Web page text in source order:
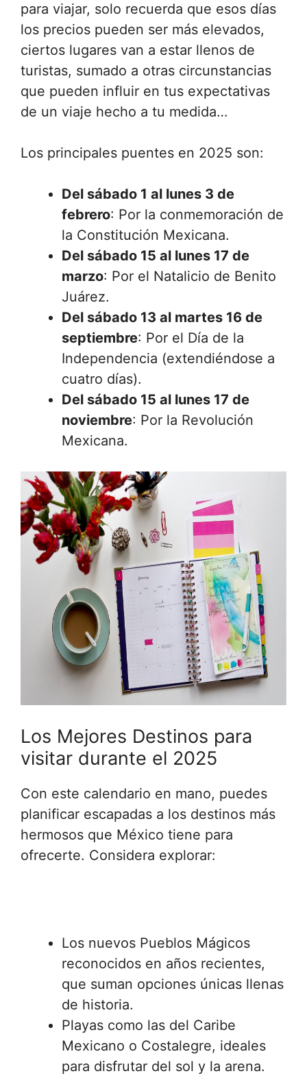
para viajar, solo recuerda que esos días
los precios pueden ser más elevados,
ciertos lugares van a estar llenos de
turistas, sumado a otras circunstancias
que pueden influir en tus expectativas
de un viaje hecho a tu medida…
Los principales puentes en 2025 son:
Del sábado 1 al lunes 3 de
febrero: Por la conmemoración de
la Constitución Mexicana.
Del sábado 15 al lunes 17 de
marzo: Por el Natalicio de Benito
Juárez.
Del sábado 13 al martes 16 de
septiembre: Por el Día de la
Independencia (extendiéndose a
cuatro días).
Del sábado 15 al lunes 17 de
noviembre: Por la Revolución
Mexicana.
Los Mejores Destinos para
visitar durante el 2025
Con este calendario en mano, puedes
planificar escapadas a los destinos más
hermosos que México tiene para
ofrecerte. Considera explorar:
Los nuevos Pueblos Mágicos
reconocidos en años recientes,
que suman opciones únicas llenas
de historia.
Playas como las del Caribe
Mexicano o Costalegre, ideales
para disfrutar del sol y la arena.